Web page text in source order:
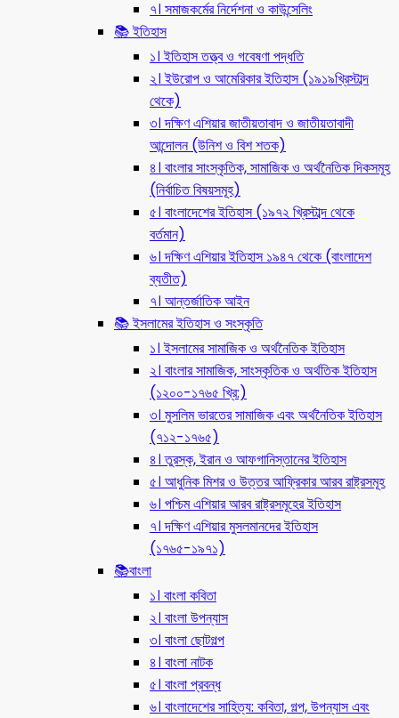
৭। সমাজকর্মের নির্দেশনা ও কাউন্সেলিং
📚 ইতিহাস
১। ইতিহাস তত্ত্ব ও গবেষণা পদ্ধতি
২। ইউরোপ ও আমেরিকার ইতিহাস (১৯১৯খ্রিস্টাব্দ
থেকে)
৩। দক্ষিণ এশিয়ার জাতীয়তাবাদ ও জাতীয়তাবাদী
আন্দোলন (উনিশ ও বিশ শতক)
৪। বাংলার সাংস্কৃতিক, সামাজিক ও অর্থনৈতিক দিকসমূহ
(নির্বাচিত বিষয়সমূহ)
৫। বাংলাদেশের ইতিহাস (১৯৭২ খ্রিস্টাব্দ থেকে
বর্তমান)
৬। দক্ষিণ এশিয়ার ইতিহাস ১৯৪৭ থেকে (বাংলাদেশ
ব্যতীত)
৭। আন্তর্জাতিক আইন
📚 ইসলামের ইতিহাস ও সংস্কৃতি
১। ইসলামের সামাজিক ও অর্থনৈতিক ইতিহাস
২। বাংলার সামাজিক, সাংস্কৃতিক ও অর্থতিক ইতিহাস
(১২০০-১৭৬৫ খ্রি:)
৩। মুসলিম ভারতের সামাজিক এবং অর্থনৈতিক ইতিহাস
(৭১২-১৭৬৫)
৪। তুরস্ক, ইরান ও আফগানিস্তানের ইতিহাস
৫। আধুনিক মিশর ও উত্তর আফ্রিকার আরব রাষ্ট্রসমূহ
৬। পশ্চিম এশিয়ার আরব রাষ্ট্রসমূহের ইতিহাস
৭। দক্ষিণ এশিয়ার মুসলমানদের ইতিহাস
(১৭৬৫-১৯৭১)
📚বাংলা
১। বাংলা কবিতা
২। বাংলা উপন্যাস
৩। বাংলা ছোটগল্প
৪। বাংলা নাটক
৫। বাংলা প্রবন্ধ
৬। বাংলাদেশের সাহিত্য: কবিতা, গল্প, উপন্যাস এবং